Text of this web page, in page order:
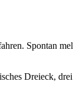
Spontan
Dreieck,